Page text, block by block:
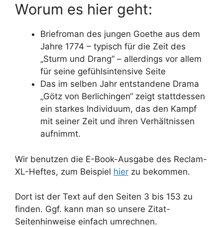
Worum es hier geht:
Briefroman des jungen Goethe aus dem
Jahre 1774 – typisch für die Zeit des
„Sturm und Drang“ – allerdings vor allem
für seine gefühlsintensive Seite
Das im selben Jahr entstandene Drama
„Götz von Berlichingen“ zeigt stattdessen
ein starkes Individuum, das den Kampf
mit seiner Zeit und ihren Verhältnissen
aufnimmt.
Wir benutzen die E-Book-Ausgabe des Reclam-
XL-Heftes, zum Beispiel hier zu bekommen.
Dort ist der Text auf den Seiten 3 bis 153 zu
finden. Ggf. kann man so unsere Zitat-
Seitenhinweise einfach umrechnen.